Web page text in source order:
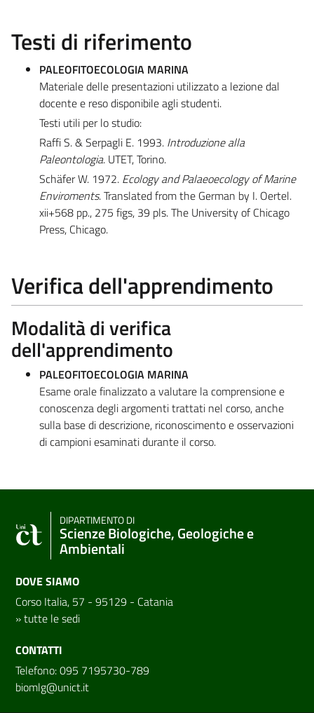
Testi di riferimento
PALEOFITOECOLOGIA MARINA
Materiale delle presentazioni utilizzato a lezione dal
docente e reso disponibile agli studenti.
Testi utili per lo studio:
Raffi S. & Serpagli E. 1993. Introduzione alla
Paleontologia. UTET, Torino.
Schäfer W. 1972. Ecology and Palaeoecology of Marine
Enviroments. Translated from the German by I. Oertel.
xii+568 pp., 275 figs, 39 pls. The University of Chicago
Press, Chicago.
Verifica dell'apprendimento
Modalità di verifica
dell'apprendimento
PALEOFITOECOLOGIA MARINA
Esame orale finalizzato a valutare la comprensione e
conoscenza degli argomenti trattati nel corso, anche
sulla base di descrizione, riconoscimento e osservazioni
di campioni esaminati durante il corso.
DIPARTIMENTO DI
Scienze Biologiche, Geologiche e
Ambientali
DOVE SIAMO
Corso Italia, 57 - 95129 - Catania
»tutte le sedi
CONTATTI
Telefono: 095 7195730-789
biomlg@unict.it